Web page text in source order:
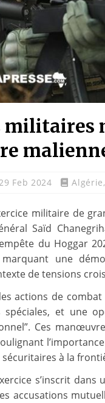
Feb 2024 Algérie,
militaire de
Saïd
du Hoggar
une
de tensions
actions de
et une
Ces
à la
s’inscrit
accusations